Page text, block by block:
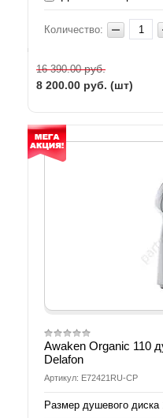
Количество:
16 390.00руб.
8 200.00 руб. (шт)
Awaken Organic 110
Delafon
Артикул: E72421RU-CP
Размер душевого диска